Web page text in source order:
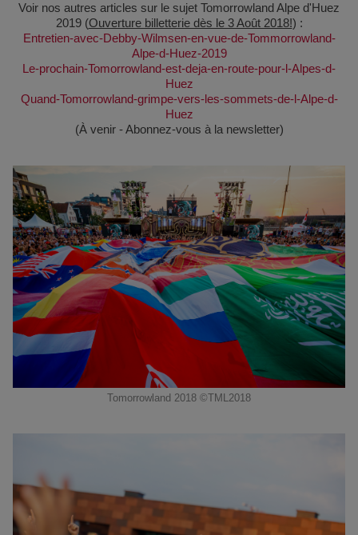
Voir nos autres articles sur le sujet Tomorrowland Alpe d'Huez
2019 (Ouverture billetterie dès le 3 Août 2018!) :
Entretien-avec-Debby-Wilmsen-en-vue-de-Tommorrowland-
Alpe-d-Huez-2019
Le-prochain-Tomorrowland-est-deja-en-route-pour-l-Alpes-d-
Huez
Quand-Tomorrowland-grimpe-vers-les-sommets-de-l-Alpe-d-
Huez
(À venir - Abonnez-vous à la newsletter)
Tomorrowland 2018 ©TML2018